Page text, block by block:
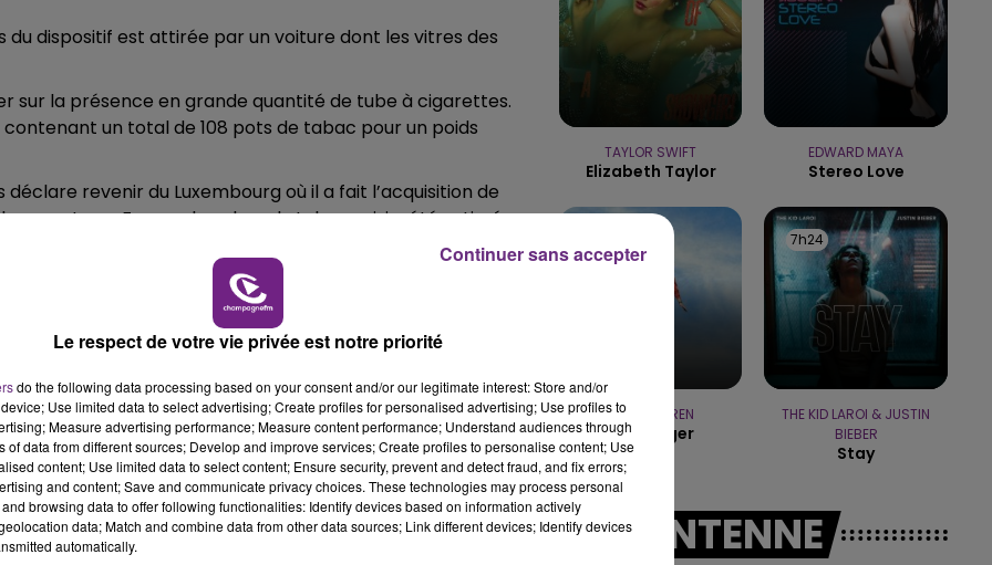
10h00 - 14h00
LE TICKET DE CAISSE
14h00 - 15h00
LA RADIO POP
du dispositif est attirée par un voiture dont les vitres des
sur la présence en grande quantité de tube à cigarettes.
un total de 108 pots de tabac pour un poids
revenir du Luxembourg où il a fait l’acquisition de
revente en France, la valeur du tabac saisi a été estimé
a été verbalisé pour détention frauduleuse de tabac,
au détail de tabac fabriqué sans qualité de débitant
délits pénaux et des infractions qui remontent à la date
TAYLOR SWIFT
Elizabeth Taylor
EDWARD MAYA
Stereo Love
ALEX WARREN
Passenger
7h24
7h24
THE KID LAROI & JUSTIN
BIEBER
Stay
A L'ANTENNE
Le respect de votre vie privée est notre priorité
do the following data processing based on your consent and/or our legitimate interest: Store and/or
Use limited data to select advertising; Create profiles for personalised advertising; Use profiles to
Measure advertising performance; Measure content performance; Understand audiences through
of data from different sources; Develop and improve services; Create profiles to personalise content; Use
content; Use limited data to select content; Ensure security, prevent and detect fraud, and fix errors;
and content; Save and communicate privacy choices. These technologies may process personal
browsing data to offer following functionalities: Identify devices based on information actively
data; Match and combine data from other data sources; Link different devices; Identify devices
automatically.
Continuer sans accepter